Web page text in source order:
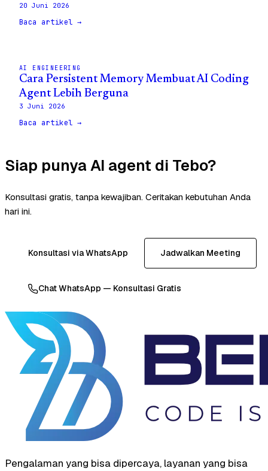
20 Juni 2026
Baca artikel →
AI ENGINEERING
Cara Persistent Memory Membuat AI Coding
Agent Lebih Berguna
3 Juni 2026
Baca artikel →
Siap punya AI agent di Tebo?
Konsultasi gratis, tanpa kewajiban. Ceritakan kebutuhan Anda
hari ini.
Konsultasi via WhatsApp Jadwalkan Meeting
Chat WhatsApp — Konsultasi Gratis
Pengalaman yang bisa dipercaya, layanan yang bisa